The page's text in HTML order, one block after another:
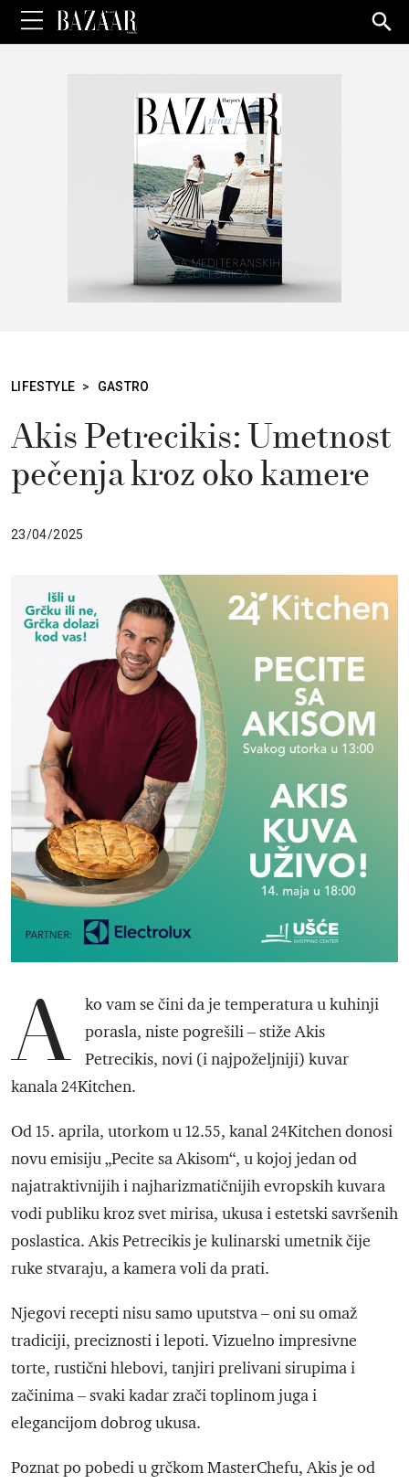
for:
LIFESTYLE > GASTRO
Akis Petrecikis: Umetnost
pečenja kroz oko kamere
23/04/2025
A
ko vam se čini da je temperatura u kuhinji
porasla, niste pogrešili – stiže Akis
Petrecikis, novi (i najpoželjniji) kuvar
kanala 24Kitchen.
Od 15. aprila, utorkom u 12.55, kanal 24Kitchen donosi
novu emisiju „Pecite sa Akisom“, u kojoj jedan od
najatraktivnijih i najharizmatičnijih evropskih kuvara
vodi publiku kroz svet mirisa, ukusa i estetski savršenih
poslastica. Akis Petrecikis je kulinarski umetnik čije
ruke stvaraju, a kamera voli da prati.
Njegovi recepti nisu samo uputstva – oni su omaž
tradiciji, preciznosti i lepoti. Vizuelno impresivne
torte, rustični hlebovi, tanjiri prelivani sirupima i
začinima – svaki kadar zrači toplinom juga i
elegancijom dobrog ukusa.
Poznat po pobedi u grčkom MasterChefu, Akis je od